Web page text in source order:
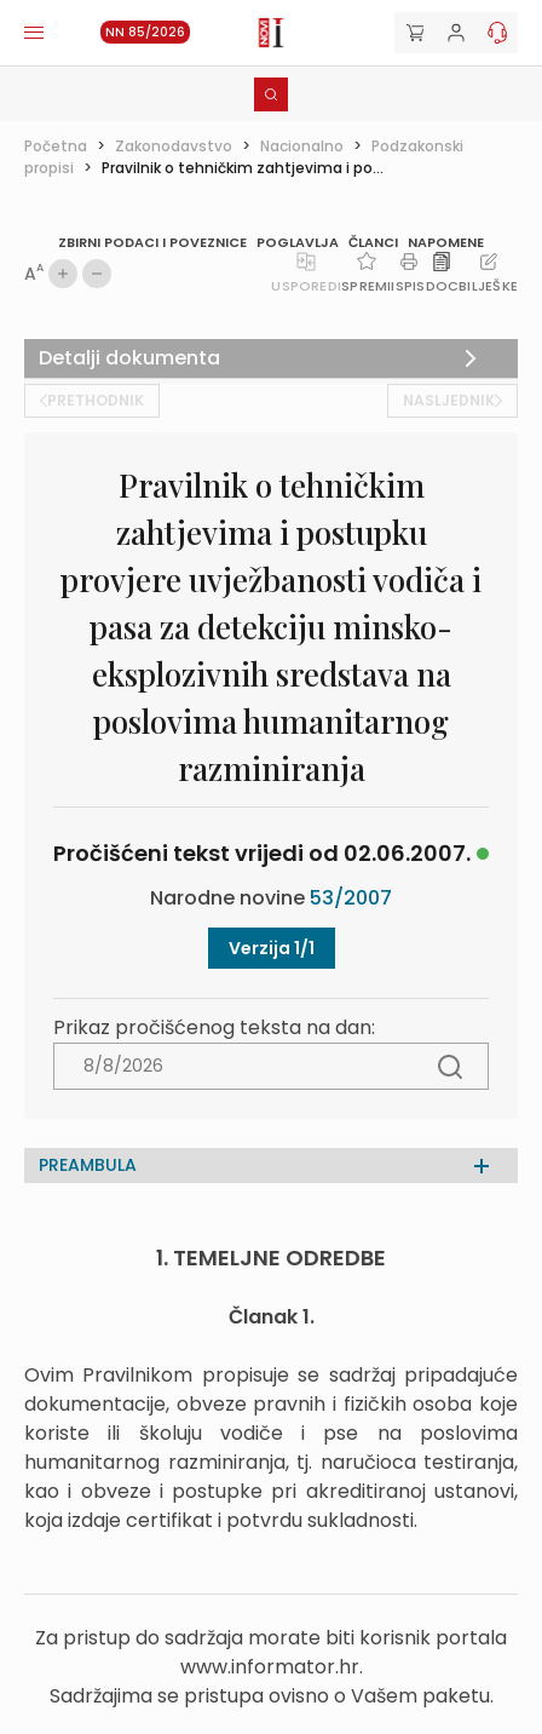
NN 85/2026
Početna > Zakonodavstvo > Nacionalno > Podzakonski
propisi > Pravilnik o tehničkim zahtjevima i po...
ZBIRNI PODACI I POVEZNICE POGLAVLJA ČLANCI NAPOMENE
AA
USPOREDISPREMIISPISDOCBILJEŠKE
PRETHODNIK NASLJEDNIK
Pravilnik o tehničkim
zahtjevima i postupku
provjere uvježbanosti vodiča i
pasa za detekciju minsko-
eksplozivnih sredstava na
poslovima humanitarnog
razminiranja
Pročišćeni tekst vrijedi od 02.06.2007.
Narodne novine 53/2007
Verzija 1/1
Prikaz pročišćenog teksta na dan:
PREAMBULA
1. TEMELJNE ODREDBE
Članak 1.
Ovim Pravilnikom propisuje se sadržaj pripadajuće
dokumentacije, obveze pravnih i fizičkih osoba koje
koriste ili školuju vodiče i pse na poslovima
humanitarnog razminiranja, tj. naručioca testiranja,
kao i obveze i postupke pri akreditiranoj ustanovi,
koja izdaje certifikat i potvrdu sukladnosti.
Za pristup do sadržaja morate biti korisnik portala
www.informator.hr.
Sadržajima se pristupa ovisno o Vašem paketu.
Detalji dokumenta